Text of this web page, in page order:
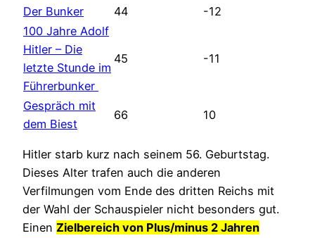
Der Bunker 44
-12
100 Jahre Adolf
Hitler – Die
letzte Stunde im
Führerbunker
45 -11
Gespräch mit
dem Biest
66 10
Hitler starb kurz nach seinem 56. Geburtstag.
Dieses Alter trafen auch die anderen
Verfilmungen vom Ende des dritten Reichs mit
der Wahl der Schauspieler nicht besonders gut.
Einen Zielbereich von Plus/minus 2 Jahren